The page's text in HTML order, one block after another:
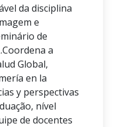
da disciplina
e
de
a
Global,
en la
y perspectivas
nível
de docentes